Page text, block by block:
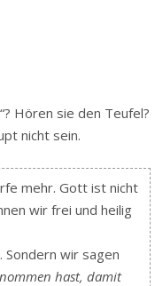
Hören sie den Teufel?
nicht sein.
mehr. Gott ist nicht
wir frei und heilig
Sondern wir sagen
hast, damit